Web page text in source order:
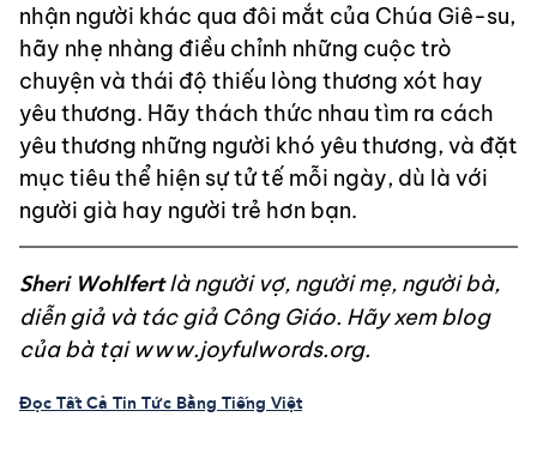
nhận người khác qua đôi mắt của Chúa Giê-su,
hãy nhẹ nhàng điều chỉnh những cuộc trò
chuyện và thái độ thiếu lòng thương xót hay
yêu thương. Hãy thách thức nhau tìm ra cách
yêu thương những người khó yêu thương, và đặt
mục tiêu thể hiện sự tử tế mỗi ngày, dù là với
người già hay người trẻ hơn bạn.
Sheri Wohlfertlà người vợ, người mẹ, người bà,
diễn giả và tác giả Công Giáo. Hãy xem blog
của bà tại www.joyfulwords.org.
Đọc Tất Cả Tin Tức Bằng Tiếng Việt